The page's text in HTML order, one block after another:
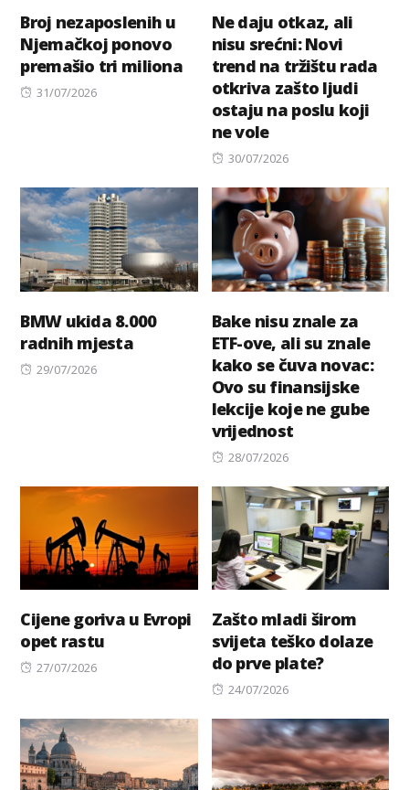
Broj nezaposlenih u
Njemačkoj ponovo
premašio tri miliona
Posted
31/07/2026
Ne daju otkaz, ali
nisu srećni: Novi
trend na tržištu rada
otkriva zašto ljudi
ostaju na poslu koji
ne vole
Posted
30/07/2026
BMW ukida 8.000
radnih mjesta
Posted
29/07/2026
Bake nisu znale za
ETF-ove, ali su znale
kako se čuva novac:
Ovo su finansijske
lekcije koje ne gube
vrijednost
Posted
28/07/2026
Cijene goriva u Evropi
opet rastu
Posted
27/07/2026
Zašto mladi širom
svijeta teško dolaze
do prve plate?
Posted
24/07/2026